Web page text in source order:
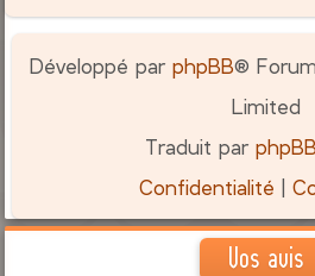
Développé parphpBB®
Limited
Traduit par
Confidentialité |
Vos avis